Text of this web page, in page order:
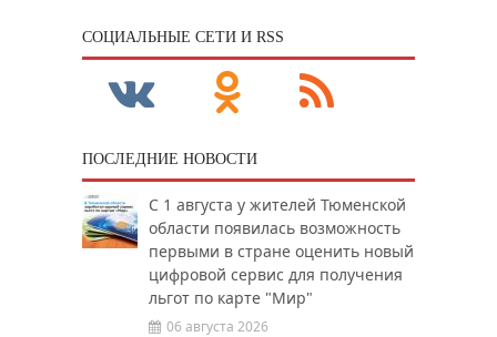
CОЦИАЛЬНЫЕ СЕТИ И RSS
ПОСЛЕДНИЕ НОВОСТИ
С 1 августа у жителей Тюменской
области появилась возможность
первыми в стране оценить новый
цифровой сервис для получения
льгот по карте "Мир"
06 августа 2026